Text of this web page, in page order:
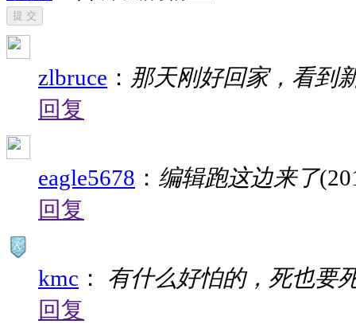
提 交
zlbruce ： 那天刚好回家，看到
回复
eagle5678 ： 编辑跑这边来了
回复
kmc ：
有什么好怕的，死也要
回复